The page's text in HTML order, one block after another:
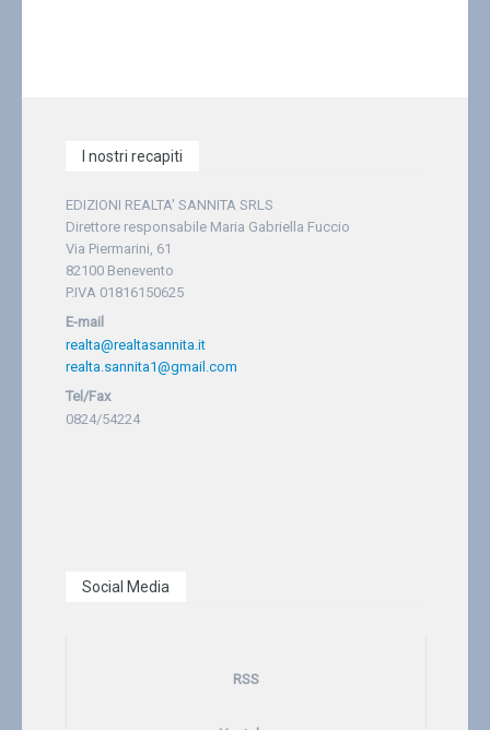
I nostri recapiti
EDIZIONI REALTA' SANNITA SRLS
Direttore responsabile Maria Gabriella Fuccio
Via Piermarini, 61
82100 Benevento
P.IVA 01816150625
E-mail
realta@realtasannita.it
realta.sannita1@gmail.com
Tel/Fax
0824/54224
Social Media
RSS